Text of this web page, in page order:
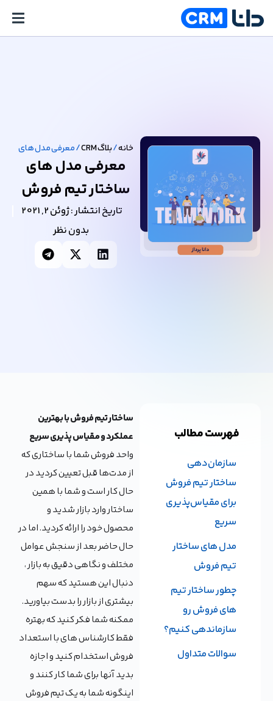
خانه/بلاگ CRM /معرفی مدل های
معرفی مدل های
ساختار تیم فروش
تاریخ انتشار :ژوئن 2, 2021
بدون نظر
ساختار تیم فروش با بهترین
عملکرد و مقیاس پذیری سریع
واحد فروش شما با ساختاری که
از مدت‌ها قبل تعیین کردید در
حال کار است و شما با همین
ساختار وارد بازار شدید و
محصول خود را ارائه کردید. اما در
حال حاضر بعد از سنجش عوامل
مختلف و نگاهی دقیق به بازار ،
دنبال این هستید که سهم
بیشتری از بازار را بدست بیاورید.
ممکنه شما فکر کنید که بهتره
فقط کارشناس های با استعداد
فروش استخدام کنید و اجازه
بدید آنها برای شما کار کنند و
اینگونه شما به یک تیم فروش
فهرست مطالب
سازمان‌دهی
ساختار تیم فروش
برای مقیاس‌پذیری
سریع
مدل های ساختار
تیم فروش
چطور ساختار تیم
های فروش رو
سازماندهی کنیم؟
سوالات متداول